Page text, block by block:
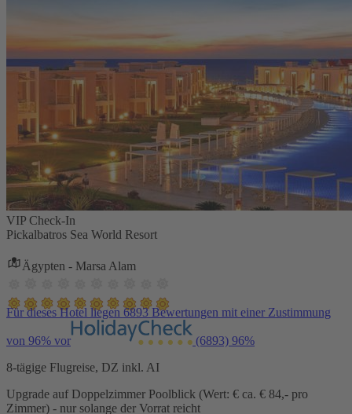
VIP Check-In
Pickalbatros Sea World Resort
Ägypten - Marsa Alam
Für dieses Hotel liegen 6893 Bewertungen mit einer Zustimmung
von 96% vor (6893) 96%
8-tägige Flugreise, DZ inkl. AI
Upgrade auf Doppelzimmer Poolblick (Wert: € ca. € 84,- pro
Zimmer) - nur solange der Vorrat reicht